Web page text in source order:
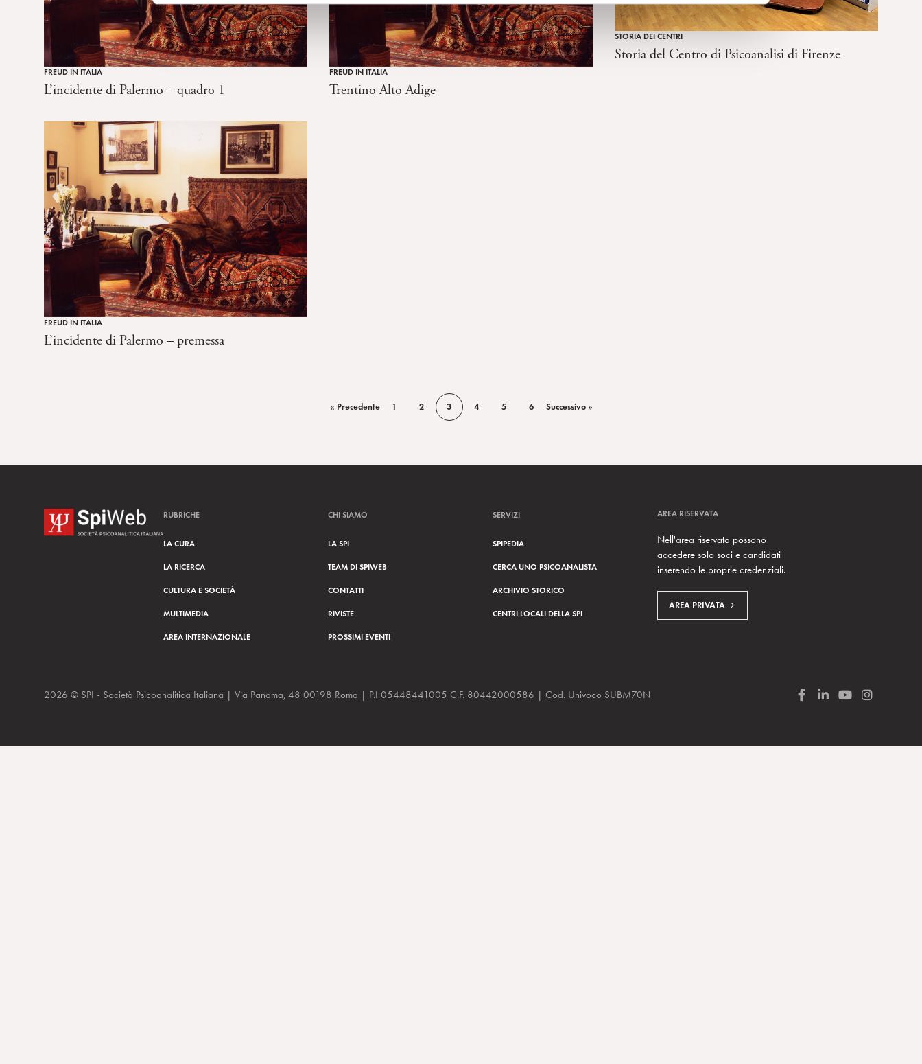
e
d
e
l
c
s
e
n
s
FREUD IN ITALIA
L’incidente di Palermo – quadro 1
FREUD IN ITALIA
Trentino Alto Adige
STORIA DEI CENTRI
Storia del Centro di Psicoanalisi di Firenze
FREUD IN ITALIA
L’incidente di Palermo – premessa
« Precedente 1 2 3 4 5 6 Successivo »
RUBRICHE
LA CURA
LA RICERCA
CULTURA E SOCIETÀ
MULTIMEDIA
AREA INTERNAZIONALE
CHI SIAMO
LA SPI
TEAM DI SPIWEB
CONTATTI
RIVISTE
PROSSIMI EVENTI
SERVIZI
SPIPEDIA
CERCA UNO PSICOANALISTA
ARCHIVIO STORICO
CENTRI LOCALI DELLA SPI
AREA RISERVATA
Nell'area riservata possono
accedere solo soci e candidati
inserendo le proprie credenziali.
AREA PRIVATA
2026 © SPI - Società Psicoanalitica Italiana | Via Panama, 48 00198 Roma | P.I 05448441005 C.F. 80442000586 | Cod. Univoco SUBM70N
F
L
Y
I